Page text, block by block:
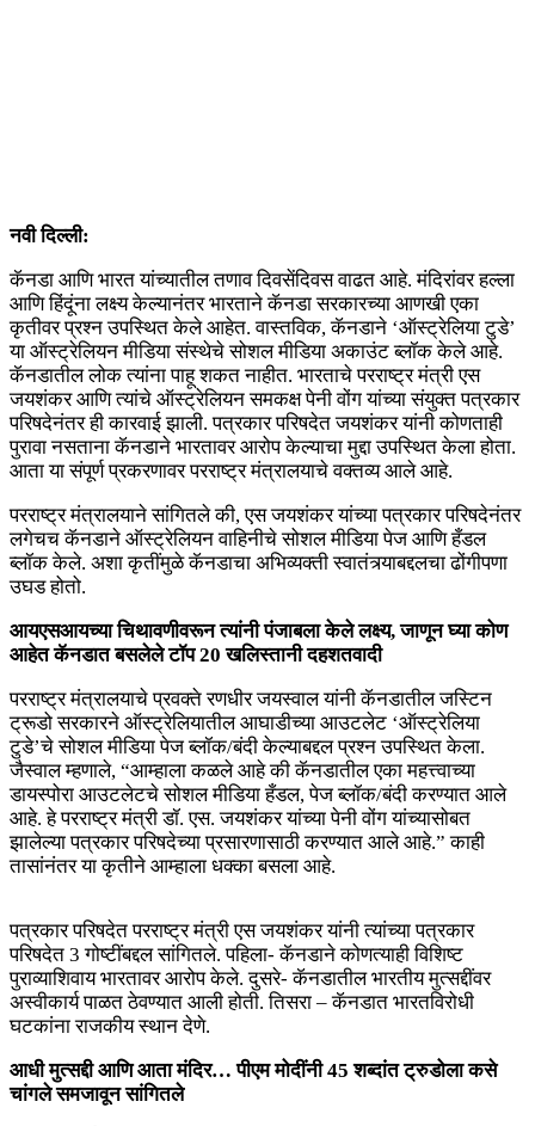
नवी दिल्ली:
कॅनडा आणि भारत यांच्यातील तणाव दिवसेंदिवस वाढत आहे. मंदिरांवर हल्ला
आणि हिंदूंना लक्ष्य केल्यानंतर भारताने कॅनडा सरकारच्या आणखी एका
कृतीवर प्रश्न उपस्थित केले आहेत. वास्तविक, कॅनडाने ‘ऑस्ट्रेलिया टुडे’
या ऑस्ट्रेलियन मीडिया संस्थेचे सोशल मीडिया अकाउंट ब्लॉक केले आहे.
कॅनडातील लोक त्यांना पाहू शकत नाहीत. भारताचे परराष्ट्र मंत्री एस
जयशंकर आणि त्यांचे ऑस्ट्रेलियन समकक्ष पेनी वोंग यांच्या संयुक्त पत्रकार
परिषदेनंतर ही कारवाई झाली. पत्रकार परिषदेत जयशंकर यांनी कोणताही
पुरावा नसताना कॅनडाने भारतावर आरोप केल्याचा मुद्दा उपस्थित केला होता.
आता या संपूर्ण प्रकरणावर परराष्ट्र मंत्रालयाचे वक्तव्य आले आहे.
परराष्ट्र मंत्रालयाने सांगितले की, एस जयशंकर यांच्या पत्रकार परिषदेनंतर
लगेचच कॅनडाने ऑस्ट्रेलियन वाहिनीचे सोशल मीडिया पेज आणि हँडल
ब्लॉक केले. अशा कृतींमुळे कॅनडाचा अभिव्यक्ती स्वातंत्र्याबद्दलचा ढोंगीपणा
उघड होतो.
आयएसआयच्या चिथावणीवरून त्यांनी पंजाबला केले लक्ष्य, जाणून घ्या कोण
आहेत कॅनडात बसलेले टॉप 20 खलिस्तानी दहशतवादी
परराष्ट्र मंत्रालयाचे प्रवक्ते रणधीर जयस्वाल यांनी कॅनडातील जस्टिन
ट्रूडो सरकारने ऑस्ट्रेलियातील आघाडीच्या आउटलेट ‘ऑस्ट्रेलिया
टुडे’चे सोशल मीडिया पेज ब्लॉक/बंदी केल्याबद्दल प्रश्न उपस्थित केला.
जैस्वाल म्हणाले, “आम्हाला कळले आहे की कॅनडातील एका महत्त्वाच्या
डायस्पोरा आउटलेटचे सोशल मीडिया हँडल, पेज ब्लॉक/बंदी करण्यात आले
आहे. हे परराष्ट्र मंत्री डॉ. एस. जयशंकर यांच्या पेनी वोंग यांच्यासोबत
झालेल्या पत्रकार परिषदेच्या प्रसारणासाठी करण्यात आले आहे.” काही
तासांनंतर या कृतीने आम्हाला धक्का बसला आहे.
पत्रकार परिषदेत परराष्ट्र मंत्री एस जयशंकर यांनी त्यांच्या पत्रकार
परिषदेत 3 गोष्टींबद्दल सांगितले. पहिला- कॅनडाने कोणत्याही विशिष्ट
पुराव्याशिवाय भारतावर आरोप केले. दुसरे- कॅनडातील भारतीय मुत्सद्दींवर
अस्वीकार्य पाळत ठेवण्यात आली होती. तिसरा – कॅनडात भारतविरोधी
घटकांना राजकीय स्थान देणे.
आधी मुत्सद्दी आणि आता मंदिर… पीएम मोदींनी 45 शब्दांत ट्रुडोला कसे
चांगले समजावून सांगितले